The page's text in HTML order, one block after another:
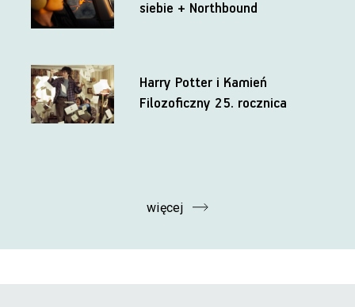
siebie + Northbound
Harry Potter i Kamień
Filozoficzny 25. rocznica
więcej